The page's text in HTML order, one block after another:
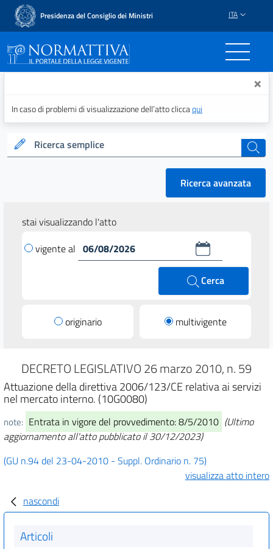
Presidenza del Consiglio dei Ministri ITA
Normattiva - Il portale ×
In caso di problemi di visualizzazione dell’atto cliccaqui
Ricerca semplice cerca
Ricerca avanzata
stai visualizzando l'atto
vigente al
Cerca
originario multivigente
DECRETO LEGISLATIVO 26 marzo 2010, n. 59
Attuazione della direttiva 2006/123/CE relativa ai servizi
nel mercato interno. (10G0080)
note: Entrata in vigore del provvedimento: 8/5/2010 (Ultimo
aggiornamento all'atto pubblicato il 30/12/2023)
(GU n.94 del 23-04-2010 - Suppl. Ordinario n. 75)
visualizza atto intero
nascondi
Articoli